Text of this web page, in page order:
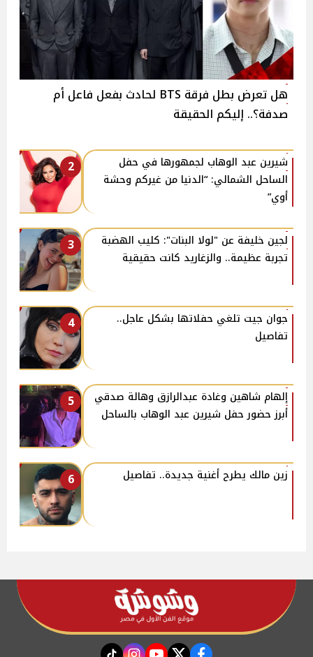
هل تعرض بطل فرقة BTS لحادث بفعل فاعل أم
صدفة؟.. إليكم الحقيقة
2
شيرين عبد الوهاب لجمهورها في حفل
الساحل الشمالي: “الدنيا من غيركم وحشة
أوي”
3
لجين خليفة عن "لولا البنات": كليب الهضبة
تجربة عظيمة.. والزغاريد كانت حقيقية
4
جوان جيت تلغي حفلاتها بشكل عاجل..
تفاصيل
5
إلهام شاهين وغادة عبدالرازق وهالة صدقي
أبرز حضور حفل شيرين عبد الوهاب بالساحل
6 زين مالك يطرح أغنية جديدة.. تفاصيل